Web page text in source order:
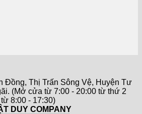
Đồng, Thị Trấn Sông Vệ, Huyện Tư
(Mở cửa từ 7:00 - 20:00 từ thứ 2
8:00 - 17:30)
DUY COMPANY